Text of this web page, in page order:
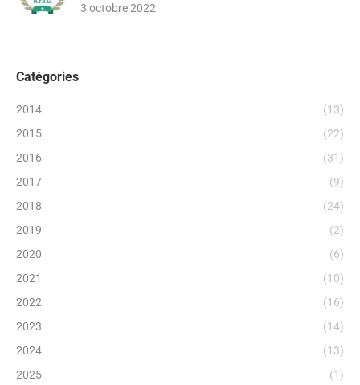
3 octobre 2022
Catégories
2014
(13)
2015
(22)
2016
(31)
2017
(9)
2018
(24)
2019
(2)
2020
(6)
2021
(10)
2022
(16)
2023
(14)
2024
(13)
2025
(1)